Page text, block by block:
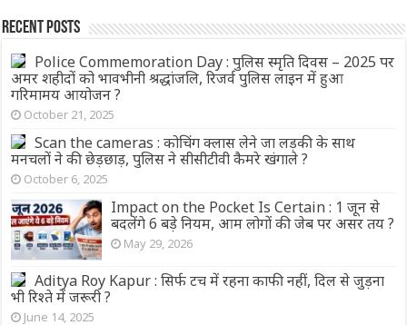
Recent Posts
Police Commemoration Day : पुलिस स्मृति दिवस – 2025 पर
अमर शहीदों को भावभीनी श्रद्धांजलि, रिजर्व पुलिस लाइन में हुआ
गरिमामय आयोजन ?
October 21, 2025
Scan the cameras : कोचिंग क्लास लेने जा लड़की के साथ
मनचलों ने की छेड़छाड़, पुलिस ने सीसीटीवी कैमरे खंगाले ?
October 6, 2025
Impact on the Pocket Is Certain : 1 जून से
बदलेंगे 6 बड़े नियम, आम लोगों की जेब पर असर तय ?
May 29, 2026
Aditya Roy Kapur : सिर्फ टच में रहना काफी नहीं, दिल से जुड़ना
भी रिश्ते में जरूरी ?
June 14, 2025